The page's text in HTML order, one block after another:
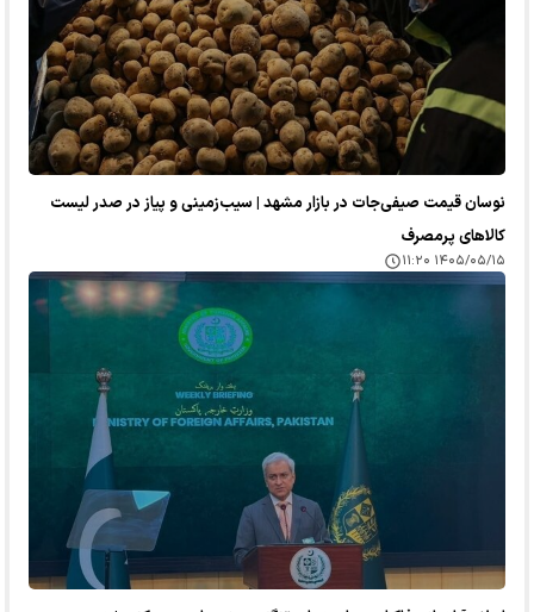
نوسان قیمت صیفی‌جات در بازار مشهد | سیب‌زمینی و پیاز در صدر لیست
کالا‌های پرمصرف
۱۴۰۵/۰۵/۱۵ ۱۱:۲۰